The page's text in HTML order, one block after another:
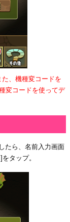
、機種変コードを
変コードを使ってデ
たら、名前入力画面
タップ。